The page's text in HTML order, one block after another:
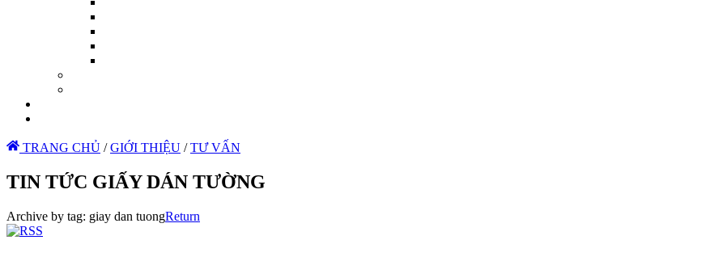
TRANG CHỦ / GIỚI THIỆU / TƯ VẤN
TIN TỨC GIẤY DÁN TƯỜNG
Archive by tag: giay dan tuongReturn